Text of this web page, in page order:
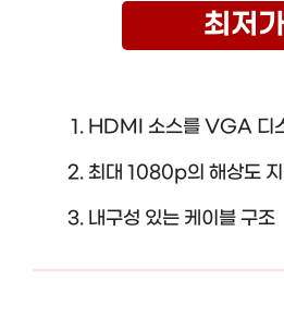
최저가
HDMI 소스를 VGA 디
최대 1080p의 해상도
내구성 있는 케이블 구조